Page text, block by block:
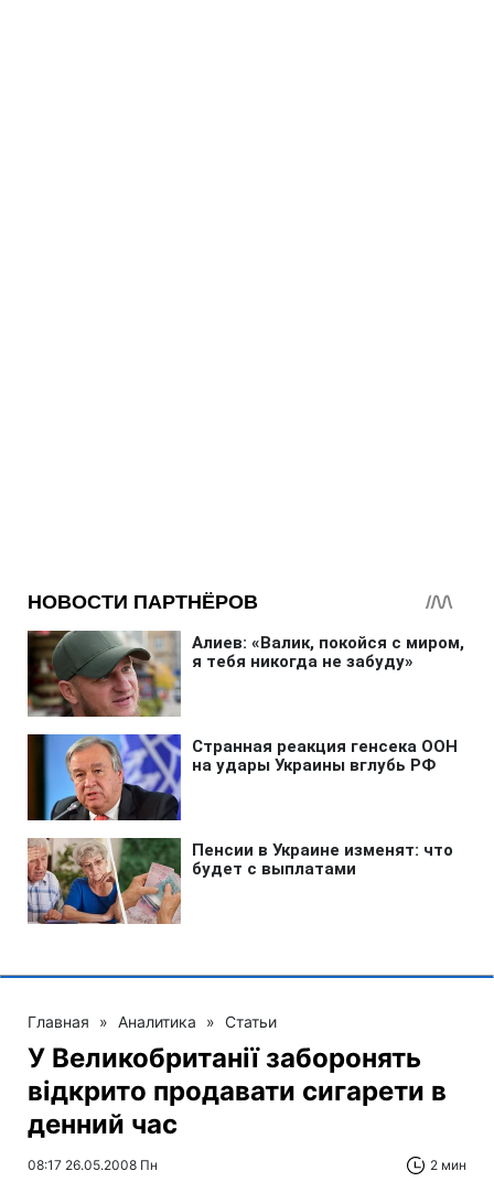
Главная » Аналитика » Статьи
У Великобританії заборонять
відкрито продавати сигарети в
денний час
08:17 26.05.2008 Пн 2 мин